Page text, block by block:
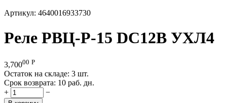
Артикул: 4640016933730
Реле РВЦ-Р-15 DC12В УХЛ4
3,70000 Р
Остаток на складе: 3 шт.
Срок возврата: 10 раб. дн.
+
−